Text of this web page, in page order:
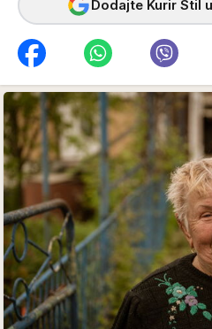
Dodajte Kurir Stil